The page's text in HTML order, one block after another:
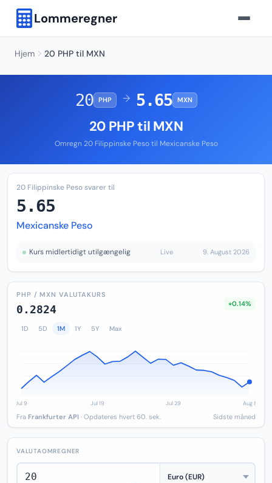
Lommeregner
Hjem 20 PHP til MXN
20 PHP → 5.65 MXN
20 PHP til MXN
Omregn 20 Filippinske Peso til Mexicanske Peso
20 Filippinske Peso svarer til
5.65
Mexicanske Peso
Kurs midlertidigt utilgængelig Live 9. August 2026
PHP / MXN VALUTAKURS
0.2824 +0.14%
1D 5D 1M 1Y 5Y Max
Fra Frankfurter API · Opdateres hvert 60. sek. Sidste måned
VALUTAOMREGNER